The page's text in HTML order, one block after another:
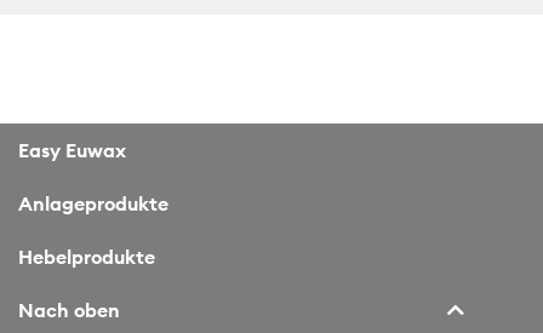
Easy Euwax
Anlageprodukte
Hebelprodukte
Nach oben